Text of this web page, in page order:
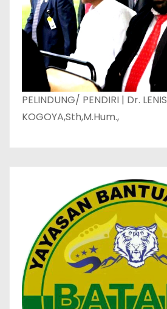
PELINDUNG/ PENDIRI | Dr. LENIS
KOGOYA,Sth,M.Hum.,